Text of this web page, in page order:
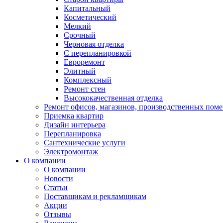
Капитальный
Косметический
Мелкий
Срочный
Черновая отделка
С перепланировкой
Евроремонт
Элитный
Комплексный
Ремонт стен
Высококачественная отделка
Ремонт офисов, магазинов, производственных
Приемка квартир
Дизайн интерьера
Перепланировка
Сантехнические услуги
Электромонтаж
О компании
О компании
Новости
Статьи
Поставщикам и рекламщикам
Акции
Отзывы